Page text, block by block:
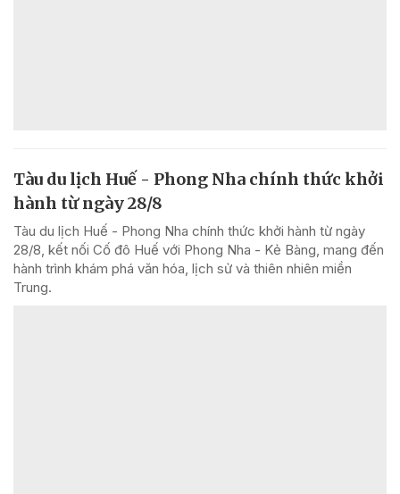
Tàu du lịch Huế - Phong Nha chính thức khởi
hành từ ngày 28/8
Tàu du lịch Huế - Phong Nha chính thức khởi hành từ ngày
28/8, kết nối Cố đô Huế với Phong Nha - Kẻ Bàng, mang đến
hành trình khám phá văn hóa, lịch sử và thiên nhiên miền
Trung.